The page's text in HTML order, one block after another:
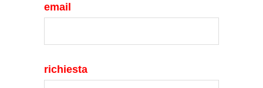
email
richiesta